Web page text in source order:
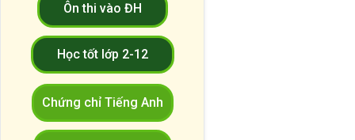
Ôn thi vào ĐH
Học tốt lớp 2-12
Chứng chỉ Tiếng Anh